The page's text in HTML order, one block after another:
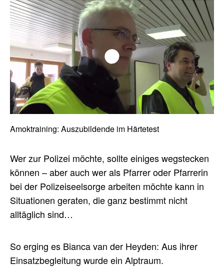
Play/Pause
Mute/Unmute
00:00 Fullscreen
Amoktraining: Auszubildende im Härtetest
Wer zur Polizei möchte, sollte einiges wegstecken
können – aber auch wer als Pfarrer oder Pfarrerin
bei der Polizeiseelsorge arbeiten möchte kann in
Situationen geraten, die ganz bestimmt nicht
alltäglich sind…
So erging es Bianca van der Heyden: Aus ihrer
Einsatzbegleitung wurde ein Alptraum.